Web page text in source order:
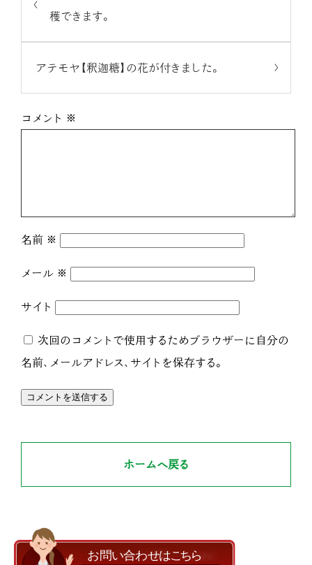
穫できます。
アテモヤ【釈迦糖】の花が付きました。
コメント ※
名前 ※
メール ※
サイト
次回のコメントで使用するためブラウザーに自分の
名前、メールアドレス、サイトを保存する。
ホームへ戻る